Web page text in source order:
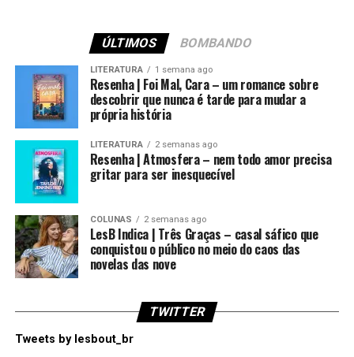
ÚLTIMOS BOMBANDO
LITERATURA 1 semana ago
Resenha | Foi Mal, Cara – um romance sobre
descobrir que nunca é tarde para mudar a
própria história
LITERATURA 2 semanas ago
Resenha | Atmosfera – nem todo amor precisa
gritar para ser inesquecível
COLUNAS 2 semanas ago
LesB Indica | Três Graças – casal sáfico que
conquistou o público no meio do caos das
novelas das nove
TWITTER
Tweets by lesbout_br